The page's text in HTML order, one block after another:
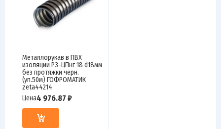
Металлорукав в ПВХ
изоляции Р3-ЦПнг 18 d18мм
без протяжки черн.
(уп.50м) ГОФРОМАТИК
zeta44214
Цена4 976.87 ₽